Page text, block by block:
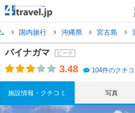
国内旅行 沖縄県 宮古島
パイナガマ ビーチ
3.48 104件のクチコ
施設情報・クチコミ 写真